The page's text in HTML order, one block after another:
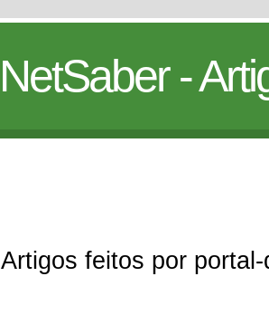
NetSaber -
Artigos feitos por